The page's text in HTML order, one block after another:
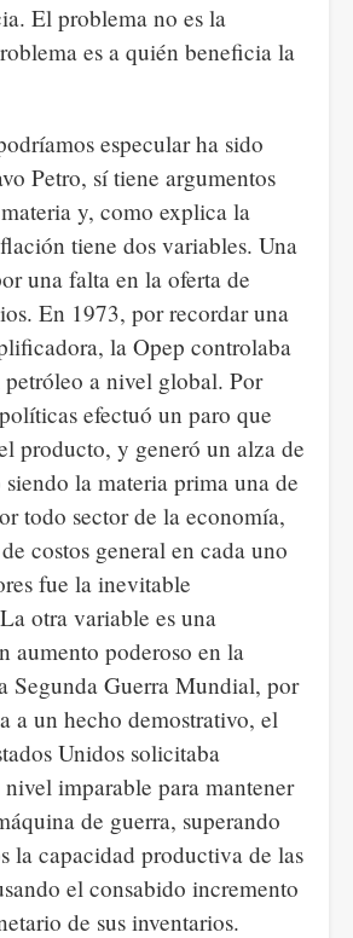
El problema no es la
es a quién beneficia la
especular ha sido
Petro, sí tiene argumentos
y, como explica la
tiene dos variables. Una
una falta en la oferta de
En 1973, por recordar una
la Opep controlaba
a nivel global. Por
efectuó un paro que
producto, y generó un alza de
la materia prima una de
todo sector de la economía,
costos general en cada uno
fue la inevitable
otra variable es una
aumento poderoso en la
Segunda Guerra Mundial, por
a un hecho demostrativo, el
Unidos solicitaba
imparable para mantener
de guerra, superando
la capacidad productiva de las
el consabido incremento
de sus inventarios.